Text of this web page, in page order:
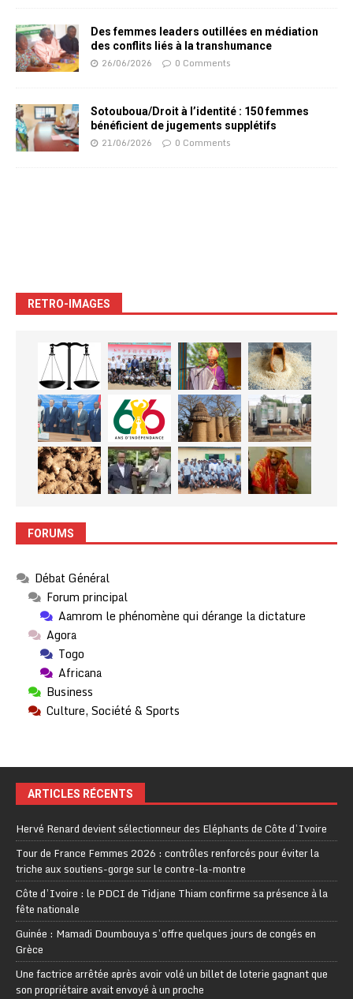
Des femmes leaders outillées en médiation
des conflits liés à la transhumance
26/06/2026 0 Comments
Sotouboua/Droit à l’identité : 150 femmes
bénéficient de jugements supplétifs
21/06/2026 0 Comments
RETRO-IMAGES
FORUMS
Débat Général
Forum principal
Aamrom le phénomène qui dérange la dictature
Agora
Togo
Africana
Business
Culture, Société & Sports
ARTICLES RÉCENTS
Hervé Renard devient sélectionneur des Eléphants de Côte d’Ivoire
Tour de France Femmes 2026 : contrôles renforcés pour éviter la
triche aux soutiens-gorge sur le contre-la-montre
Côte d’Ivoire : le PDCI de Tidjane Thiam confirme sa présence à la
fête nationale
Guinée : Mamadi Doumbouya s’offre quelques jours de congés en
Grèce
Une factrice arrêtée après avoir volé un billet de loterie gagnant que
son propriétaire avait envoyé à un proche